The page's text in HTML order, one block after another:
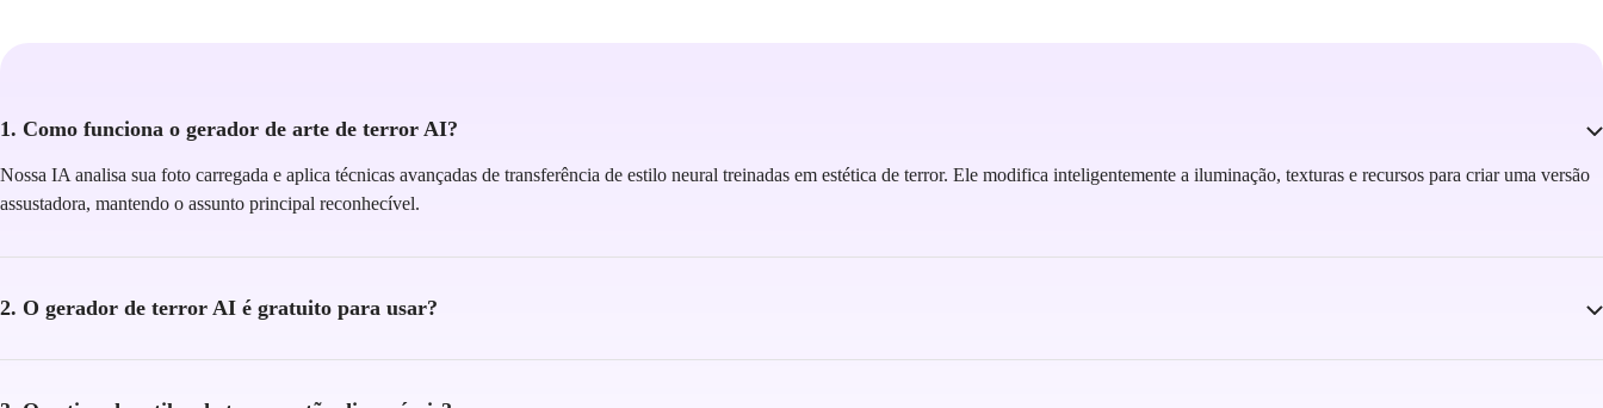
1. Como funciona o gerador de arte de terror AI?
Nossa IA analisa sua foto carregada e aplica técnicas avançadas de transferência de estilo neural treinadas em estética de terror. Ele modifica inteligentemente a iluminação, texturas e recursos para criar uma versão
assustadora, mantendo o assunto principal reconhecível.
2. O gerador de terror AI é gratuito para usar?